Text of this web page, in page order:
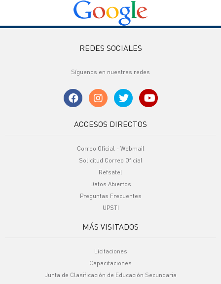
REDES SOCIALES
Síguenos en nuestras redes
ACCESOS DIRECTOS
Correo Oficial - Webmail
Solicitud Correo Oficial
Refsatel
Datos Abiertos
Preguntas Frecuentes
UPSTI
MÁS VISITADOS
Licitaciones
Capacitaciones
Junta de Clasificación de Educación Secundaria